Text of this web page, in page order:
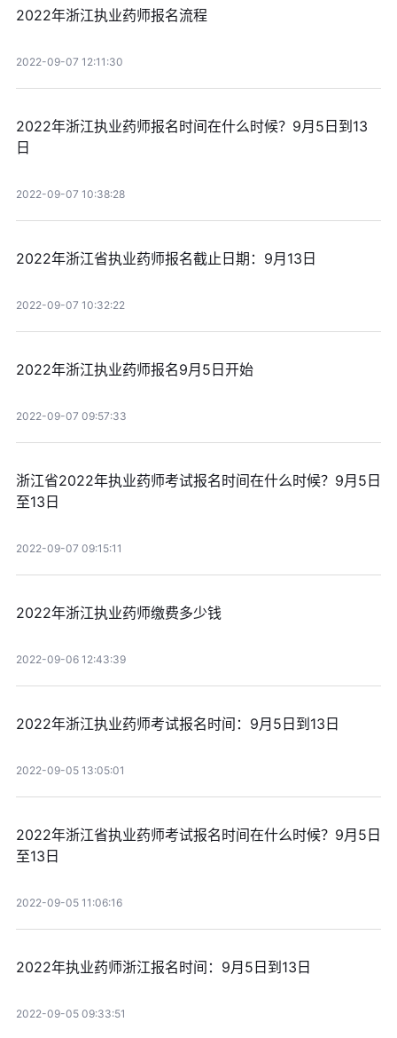
2022年浙江执业药师报名流程
2022-09-07 12:11:30
2022年浙江执业药师报名时间在什么时候？9月5日到13
日
2022-09-07 10:38:28
2022年浙江省执业药师报名截止日期：9月13日
2022-09-07 10:32:22
2022年浙江执业药师报名9月5日开始
2022-09-07 09:57:33
浙江省2022年执业药师考试报名时间在什么时候？9月5日
至13日
2022-09-07 09:15:11
2022年浙江执业药师缴费多少钱
2022-09-06 12:43:39
2022年浙江执业药师考试报名时间：9月5日到13日
2022-09-05 13:05:01
2022年浙江省执业药师考试报名时间在什么时候？9月5日
至13日
2022-09-05 11:06:16
2022年执业药师浙江报名时间：9月5日到13日
2022-09-05 09:33:51